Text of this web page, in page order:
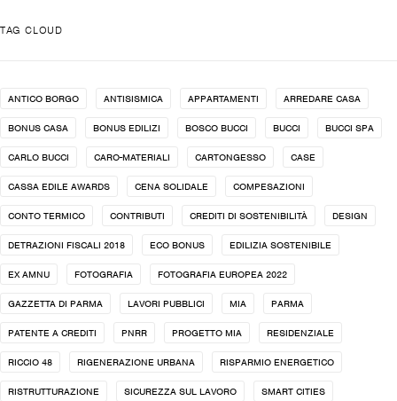
TAG CLOUD
ANTICO BORGO ANTISISMICA APPARTAMENTI ARREDARE CASA
BONUS CASA BONUS EDILIZI BOSCO BUCCI BUCCI BUCCI SPA
CARLO BUCCI CARO-MATERIALI CARTONGESSO CASE
CASSA EDILE AWARDS CENA SOLIDALE COMPESAZIONI
CONTO TERMICO CONTRIBUTI CREDITI DI SOSTENIBILITÀ DESIGN
DETRAZIONI FISCALI 2018 ECO BONUS EDILIZIA SOSTENIBILE
EX AMNU FOTOGRAFIA FOTOGRAFIA EUROPEA 2022
GAZZETTA DI PARMA LAVORI PUBBLICI MIA PARMA
PATENTE A CREDITI PNRR PROGETTO MIA RESIDENZIALE
RICCIO 48 RIGENERAZIONE URBANA RISPARMIO ENERGETICO
RISTRUTTURAZIONE SICUREZZA SUL LAVORO SMART CITIES